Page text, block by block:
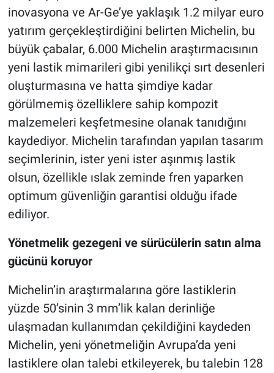
inovasyona ve Ar-Ge’ye yaklaşık 1.2 milyar euro
yatırım gerçekleştirdiğini belirten Michelin, bu
büyük çabalar, 6.000 Michelin araştırmacısının
yeni lastik mimarileri gibi yenilikçi sırt desenleri
oluşturmasına ve hatta şimdiye kadar
görülmemiş özelliklere sahip kompozit
malzemeleri keşfetmesine olanak tanıdığını
kaydediyor. Michelin tarafından yapılan tasarım
seçimlerinin, ister yeni ister aşınmış lastik
olsun, özellikle ıslak zeminde fren yaparken
optimum güvenliğin garantisi olduğu ifade
ediliyor.
Yönetmelik gezegeni ve sürücülerin satın alma
gücünü koruyor
Michelin’in araştırmalarına göre lastiklerin
yüzde 50’sinin 3 mm’lik kalan derinliğe
ulaşmadan kullanımdan çekildiğini kaydeden
Michelin, yeni yönetmeliğin Avrupa’da yeni
lastiklere olan talebi etkileyerek, bu talebin 128